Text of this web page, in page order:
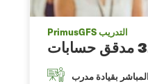
PrimusGFS التدريب
بقيادة مدرب